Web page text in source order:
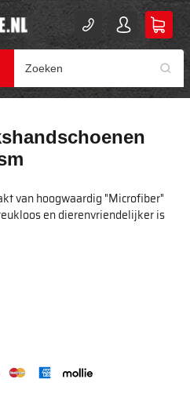
van hoogwaardig "Microfiber"
en dierenvriendelijker is